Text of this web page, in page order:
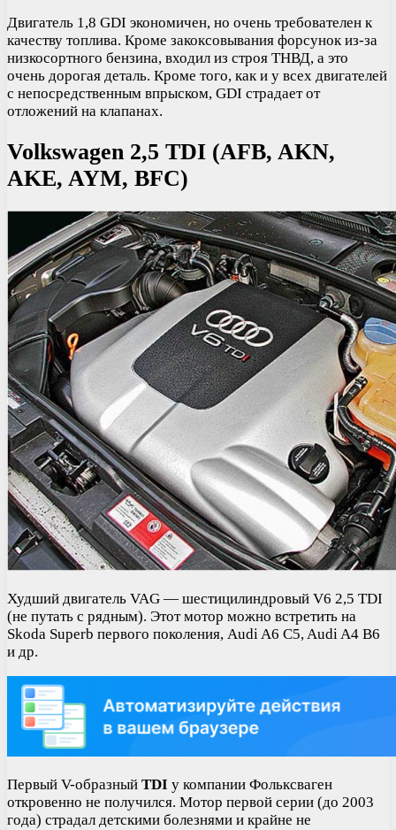
Двигатель 1,8 GDI экономичен, но очень требователен к
качеству топлива. Кроме закоксовывания форсунок из-за
низкосортного бензина, входил из строя ТНВД, а это
очень дорогая деталь. Кроме того, как и у всех двигателей
с непосредственным впрыском, GDI страдает от
отложений на клапанах.
Volkswagen 2,5 TDI (AFB, AKN,
AKE, AYM, BFC)
Худший двигатель VAG — шестицилиндровый V6 2,5 TDI
(не путать с рядным). Этот мотор можно встретить на
Skoda Superb первого поколения, Audi A6 C5, Audi A4 B6
и др.
Первый V-образный TDI у компании Фольксваген
откровенно не получился. Мотор первой серии (до 2003
года) страдал детскими болезнями и крайне не